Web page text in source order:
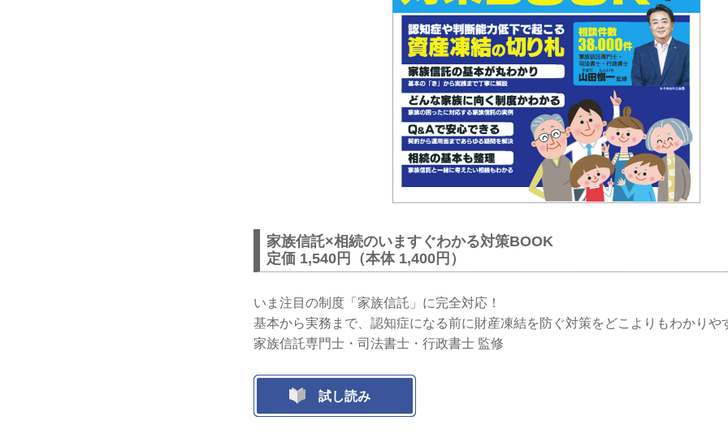
家族信託×相続のいますぐわかる対策BOOK
定価 1,540円（本体 1,400円）
いま注目の制度「家族信託」に完全対応！
基本から実務まで、認知症になる前に財産凍結を防ぐ対策をどこよりもわかりや
家族信託専門士・司法書士・行政書士 監修
試し読み